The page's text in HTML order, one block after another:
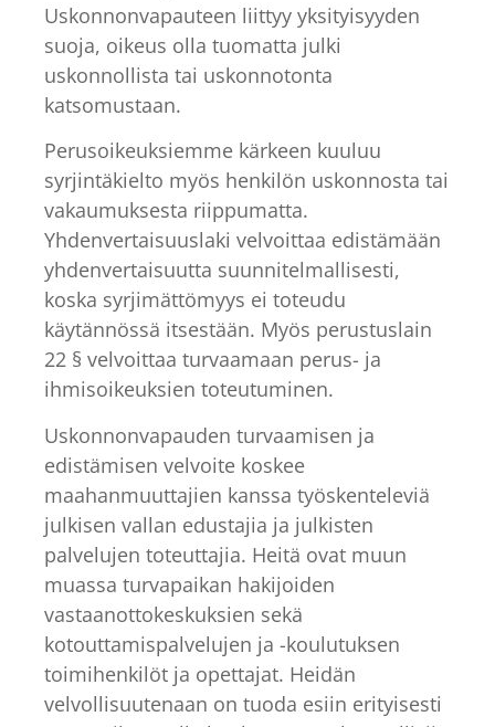
Uskonnonvapauteen liittyy yksityisyyden
suoja, oikeus olla tuomatta julki
uskonnollista tai uskonnotonta
katsomustaan.
Perusoikeuksiemme kärkeen kuuluu
syrjintäkielto myös henkilön uskonnosta tai
vakaumuksesta riippumatta.
Yhdenvertaisuuslaki velvoittaa edistämään
yhdenvertaisuutta suunnitelmallisesti,
koska syrjimättömyys ei toteudu
käytännössä itsestään. Myös perustuslain
22 § velvoittaa turvaamaan perus- ja
ihmisoikeuksien toteutuminen.
Uskonnonvapauden turvaamisen ja
edistämisen velvoite koskee
maahanmuuttajien kanssa työskenteleviä
julkisen vallan edustajia ja julkisten
palvelujen toteuttajia. Heitä ovat muun
muassa turvapaikan hakijoiden
vastaanottokeskuksien sekä
kotouttamispalvelujen ja -koulutuksen
toimihenkilöt ja opettajat. Heidän
velvollisuutenaan on tuoda esiin erityisesti